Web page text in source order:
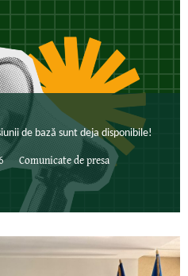
de bază sunt deja disponibile!
Comunicate de presa